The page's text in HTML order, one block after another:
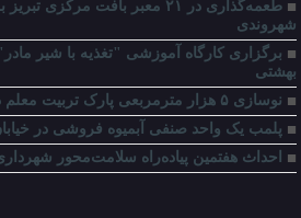
طعمه‌گذاری در ۲۱ معبر بافت
شهروندی
برگزاری کارگاه آموزشی "تغذیه با شیر
بهشتی
نوسازی ۵ هزار مترمربعی پارک تربیت معلم در آخر طالقانی
پلمب یک واحد صنفی آبمیوه فروشی در
احداث هفتمین پیاده‌راه سلامت‌محور شهرداری منطقه ۳ در